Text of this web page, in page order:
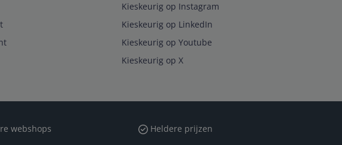
Kieskeurig op Instagram
Kieskeurig op LinkedIn
Kieskeurig op Youtube
Kieskeurig op X
webshops Heldere prijzen